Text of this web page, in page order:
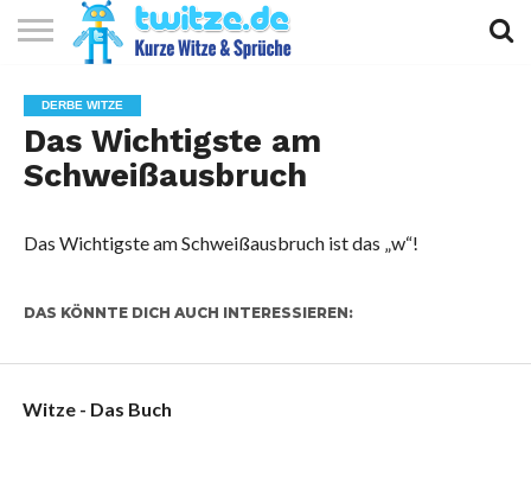
KURZE
WITZE
KURZE
SPRÜCHE
KURZE
GEDICHTE
TOP
10
DERBE WITZE
Das Wichtigste am
Schweißausbruch
Das Wichtigste am Schweißausbruch ist das „w“!
DAS KÖNNTE DICH AUCH INTERESSIEREN:
Witze - Das Buch